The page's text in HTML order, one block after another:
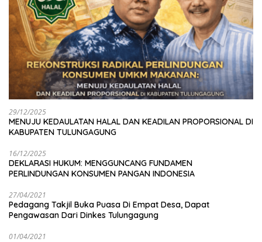
29/12/2025
MENUJU KEDAULATAN HALAL DAN KEADILAN PROPORSIONAL DI
KABUPATEN TULUNGAGUNG
16/12/2025
DEKLARASI HUKUM: MENGGUNCANG FUNDAMEN
PERLINDUNGAN KONSUMEN PANGAN INDONESIA
27/04/2021
Pedagang Takjil Buka Puasa Di Empat Desa, Dapat
Pengawasan Dari Dinkes Tulungagung
01/04/2021